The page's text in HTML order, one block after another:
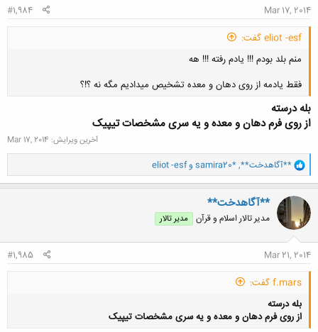
Mar 17, 2014
#1,984
eliot -esf گفت:
منم بلد بودم !!! یادم رفته !!! هه
فقط یادمه از روی دهان و معده تشخیص میدادیم مگه نه ؟!؟
کلیک کنید تا باز شود...
بله درسته
از روی فرم دهان و معده و یه سری مشخصات تیپیک
آخرین ویرایش: Mar 17, 2014
و
ا
ک
ن
ش
ه
ا
**آگاهدخت**,
samira20* وeliot -esf
**آگاهدخت**
مدیر تالار اسلام و قرآن مدیر تالار
Mar 21, 2014
#1,985
f.mars گفت:
بله درسته
از روی فرم دهان و معده و یه سری مشخصات تیپیک